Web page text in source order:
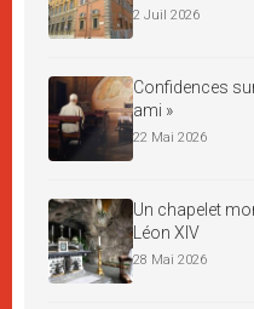
2 Juil 2026
Confidences
ami »
22 Mai 2026
Un chapelet
Léon XIV
28 Mai 2026